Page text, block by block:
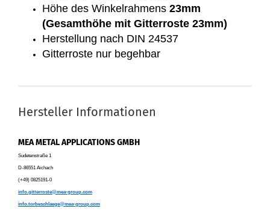
Höhe des Winkelrahmens 23mm
(Gesamthöhe mit Gitterroste 23mm)
Herstellung nach DIN 24537
Gitterroste nur begehbar
Hersteller Informationen
MEA METAL APPLICATIONS GMBH
Sudetenstraße 1
D-86551 Aichach
(+49) 0825191-0
info.gitterroste@mea-group.com
info.torbeschlaege@mea-group.com